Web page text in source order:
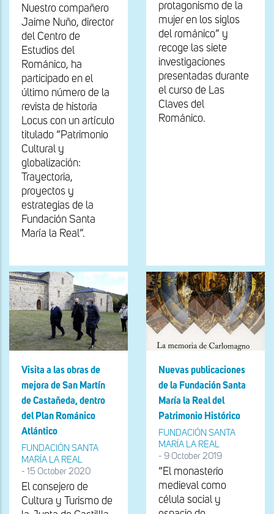
Nuestro compañero
Jaime Nuño, director
del Centro de
Estudios del
Románico, ha
participado en el
último número de la
revista de historia
Locus con un artículo
titulado “Patrimonio
Cultural y
globalización:
Trayectoria,
proyectos y
estrategias de la
Fundación Santa
María la Real”.
protagonismo de la
mujer en los siglos
del románico” y
recoge las siete
investigaciones
presentadas durante
el curso de Las
Claves del
Románico.
Visita a las obras de
mejora de San Martín
de Castañeda, dentro
del Plan Románico
Atlántico
FUNDACIÓN SANTA
MARÍA LA REAL
- 15 October 2020
El consejero de
Cultura y Turismo de
Nuevas publicaciones
de la Fundación Santa
María la Real del
Patrimonio Histórico
FUNDACIÓN SANTA
MARÍA LA REAL
- 9 October 2019
“El monasterio
medieval como
célula social y